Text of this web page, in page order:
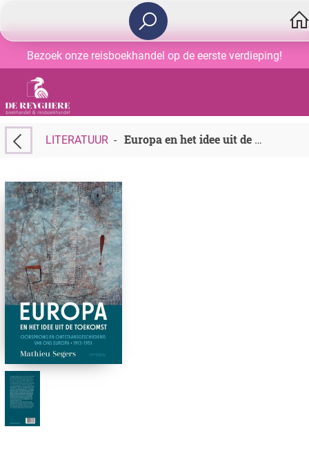
Bezoek onze reisboekhandel op de eerste verdieping!
LITERATUUR- Europa en het idee uit de toekomst